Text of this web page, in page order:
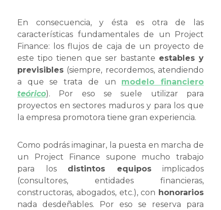
En consecuencia, y ésta es otra de las
características fundamentales de un Project
Finance: los flujos de caja de un proyecto de
este tipo tienen que ser bastante estables y
previsibles (siempre, recordemos, atendiendo
a que se trata de un modelo financiero
teórico). Por eso se suele utilizar para
proyectos en sectores maduros y para los que
la empresa promotora tiene gran experiencia.
Como podrás imaginar, la puesta en marcha de
un Project Finance supone mucho trabajo
para los distintos equiposimplicados
(consultores, entidades financieras,
constructoras, abogados, etc.), con honorarios
nada desdeñables. Por eso se reserva para